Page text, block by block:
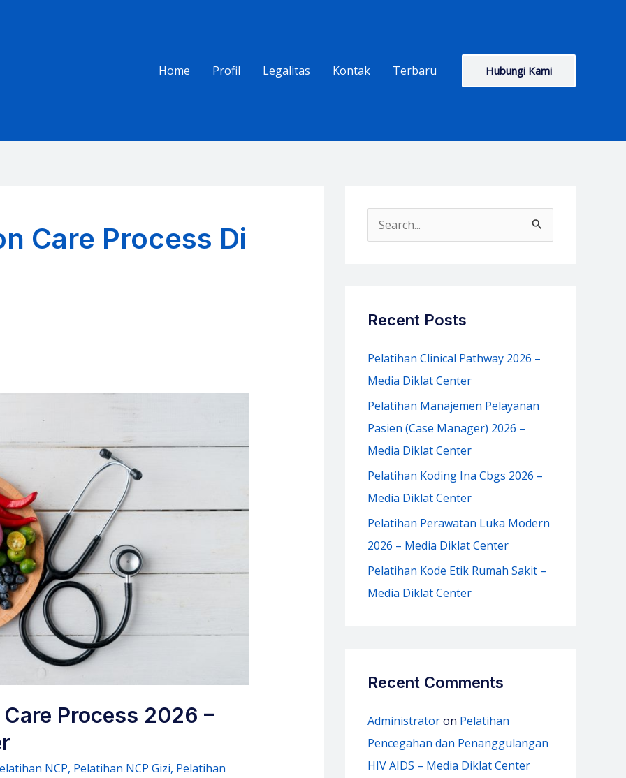
Home
Profil Legalitas Kontak Terbaru Hubungi Kami
Care Process Di
Process 2026 –
NCP, Pelatihan NCP Gizi, Pelatihan
e
h
f
o
Recent Posts
Pelatihan Clinical Pathway 2026 –
Media Diklat Center
Pelatihan Manajemen Pelayanan
Pasien (Case Manager) 2026 –
Media Diklat Center
Pelatihan Koding Ina Cbgs 2026 –
Media Diklat Center
Pelatihan Perawatan Luka Modern
2026 – Media Diklat Center
Pelatihan Kode Etik Rumah Sakit –
Media Diklat Center
Recent Comments
Administratoron Pelatihan
Pencegahan dan Penanggulangan
HIV AIDS – Media Diklat Center